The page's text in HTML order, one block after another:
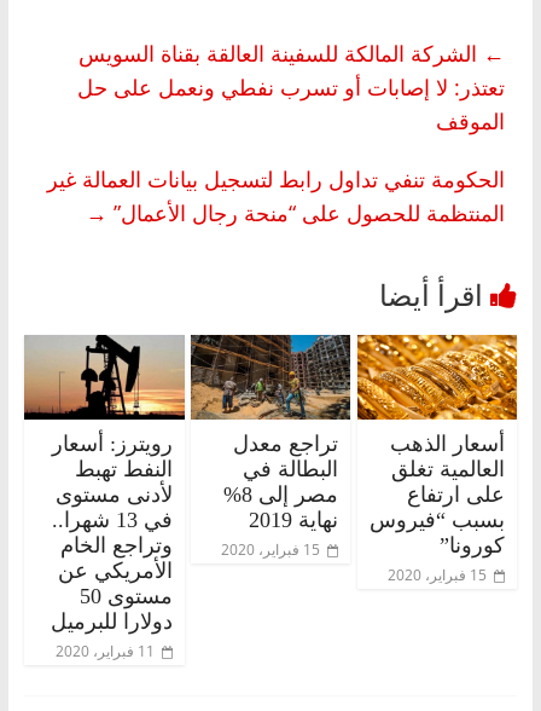
← الشركة المالكة للسفينة العالقة بقناة السويس
تعتذر: لا إصابات أو تسرب نفطي ونعمل على حل
الموقف
الحكومة تنفي تداول رابط لتسجيل بيانات العمالة غير
المنتظمة للحصول على “منحة رجال الأعمال” →
أسعار الذهب
العالمية تغلق
على ارتفاع
بسبب “فيروس
كورونا”
15 فبراير، 2020
تراجع معدل
البطالة في
مصر إلى 8%
نهاية 2019
15 فبراير، 2020
رويترز: أسعار
النفط تهبط
لأدنى مستوى
في 13 شهرا..
وتراجع الخام
الأمريكي عن
مستوى 50
دولارا للبرميل
11 فبراير، 2020